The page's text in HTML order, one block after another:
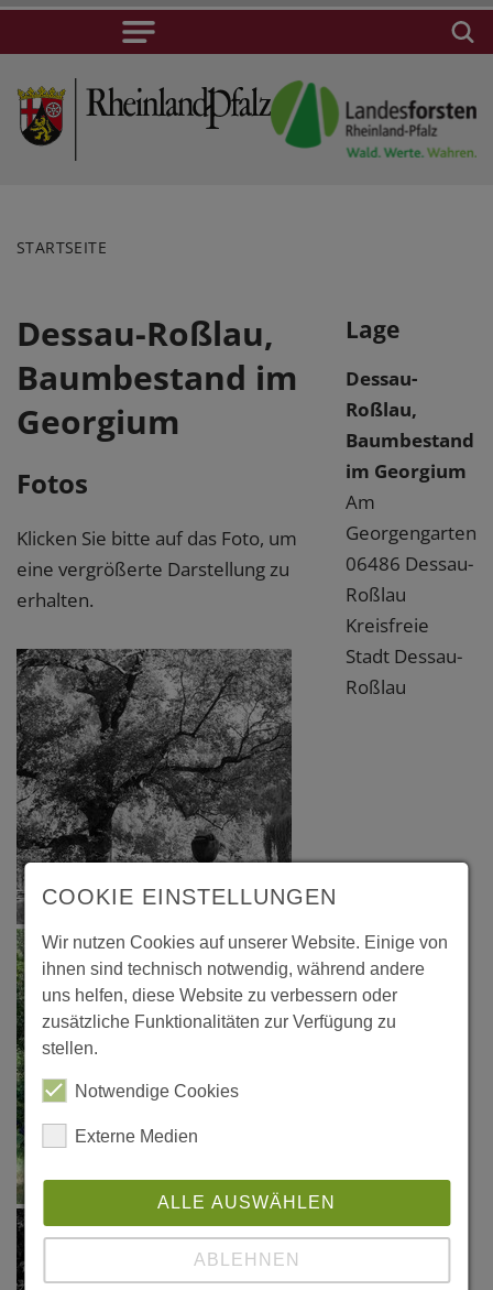
STARTSEITE
Dessau-Roßlau,
Baumbestand im
Georgium
Fotos
Klicken Sie bitte auf das Foto, um
eine vergrößerte Darstellung zu
erhalten.
Lage
Dessau-
Roßlau,
Baumbestand
im Georgium
Am
Georgengarten
06486 Dessau-
Roßlau
Kreisfreie
Stadt Dessau-
Roßlau
COOKIE EINSTELLUNGEN
Wir nutzen Cookies auf unserer Website. Einige von
ihnen sind technisch notwendig, während andere
uns helfen, diese Website zu verbessern oder
zusätzliche Funktionalitäten zur Verfügung zu
stellen.
Notwendige Cookies
Externe Medien
ALLE AUSWÄHLEN
ABLEHNEN